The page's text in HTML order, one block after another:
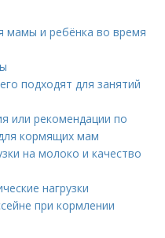
мамы и ребёнка во время
подходят для занятий
или рекомендации по
кормящих мам
на молоко и качество
нагрузки
при кормлении